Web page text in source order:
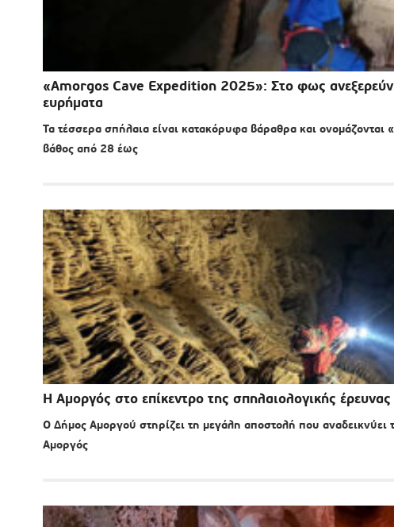
«Amorgos Cave Expedition 2025»: Στο φως
ευρήματα
Τα τέσσερα σπήλαια είναι κατακόρυφα βάραθρα και
βάθος από 28 έως
Η Αμοργός στο επίκεντρο της σπηλαιολογικής έρευνας
Ο Δήμος Αμοργού στηρίζει τη μεγάλη αποστολή που
Αμοργός